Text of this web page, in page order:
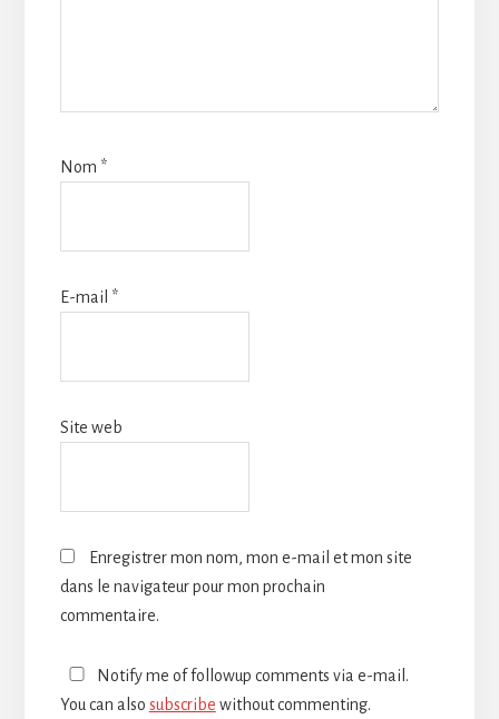
Nom *
E-mail *
Site web
Enregistrer mon nom, mon e-mail et mon site
dans le navigateur pour mon prochain
commentaire.
Notify me of followup comments via e-mail.
You can also subscribe without commenting.